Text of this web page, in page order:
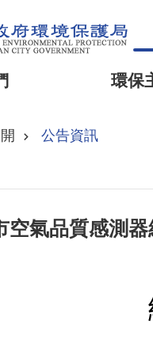
環保
公告資訊
空氣品質感測